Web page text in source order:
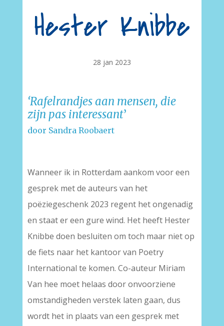
Hester Knibbe
28 jan 2023
‘Rafelrandjesaan mensen, die
zijn pas interessant’
door Sandra Roobaert
Wanneer ik in Rotterdam aankom voor een
gesprek met de auteurs van het
poëziegeschenk 2023 regent het ongenadig
en staat er een gure wind. Het heeft Hester
Knibbe doen besluiten om toch maar niet op
de fiets naar het kantoor van Poetry
International te komen. Co-auteur Miriam
Van hee moet helaas door onvoorziene
omstandigheden verstek laten gaan, dus
wordt het in plaats van een gesprek met